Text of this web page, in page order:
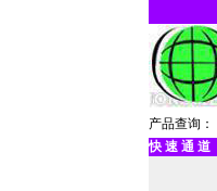
产品查询：
快 速 通 道